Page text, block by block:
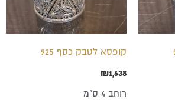
קופסא לטבק כסף 925
₪1,638
רוחב 4 ס"מ